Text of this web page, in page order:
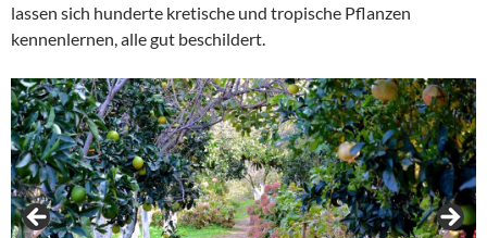
lassen sich hunderte kretische und tropische Pflanzen
kennenlernen, alle gut beschildert.